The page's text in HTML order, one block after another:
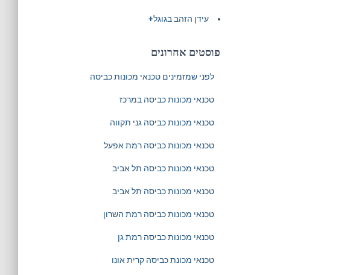
עידן הזהב בגוגל+
פוסטים אחרונים
לפני שמזמינים טכנאי מכונות כביסה
טכנאי מכונות כביסה במרכז
טכנאי מכונות כביסה גני תקווה
טכנאי מכונות כביסה רמת אפעל
טכנאי מכונות כביסה תל אביב
טכנאי מכונות כביסה תל אביב
טכנאי מכונות כביסה רמת השרון
טכנאי מכונות כביסה רמת גן
טכנאי מכונת כביסה קרית אונו